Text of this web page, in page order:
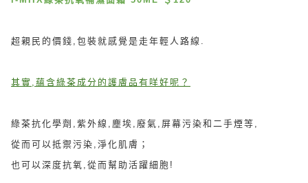
超親民的價錢,包裝就感覺是走年輕人路線.
其實,蘊含綠茶成分的護膚品有咩好呢？
綠茶抗化學劑,紫外線,塵埃,廢氣,屏幕污染和二手煙等,
從而可以抵禦污染,淨化肌膚；
也可以深度抗氧,從而幫助活躍細胞!